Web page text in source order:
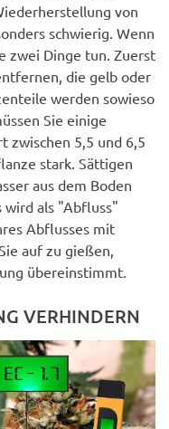
von
schwierig. Wenn
zwei Dinge tun. Zuerst
die gelb oder
werden sowieso
Sie einige
zwischen 5,5 und 6,5
stark. Sättigen
aus dem Boden
als "Abfluss"
Abflusses mit
auf zu gießen,
übereinstimmt.
VERHINDERN